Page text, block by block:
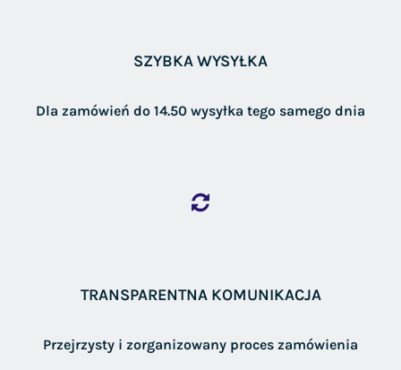
SZYBKA WYSYŁKA
Dla zamówień do 14.50 wysyłka tego samego dnia
TRANSPARENTNA KOMUNIKACJA
Przejrzysty i zorganizowany proces zamówienia